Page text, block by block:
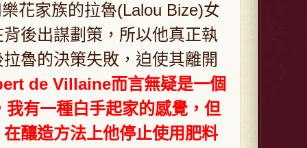
家族的拉魯(Lalou Bize)女
後出謀劃策，所以他真正執
魯的決策失敗，迫使其離開
de Villaine而言無疑是一個
有一種白手起家的感覺，但
釀造方法上他停止使用肥料